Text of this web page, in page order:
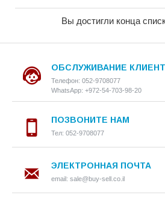
Вы достигли конца
ОБСЛУЖИВАНИЕ
Телефон: 052-9708077
WhatsApp: +972-54-703-98-20
ПОЗВОНИТЕ НАМ
Тел: 052-9708077
ЭЛЕКТРОННАЯ ПОЧТА
email: sale@buy-sell.co.il